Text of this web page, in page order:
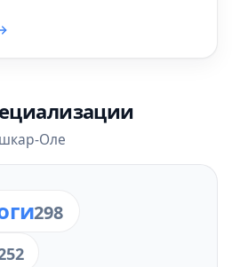
Оле
298